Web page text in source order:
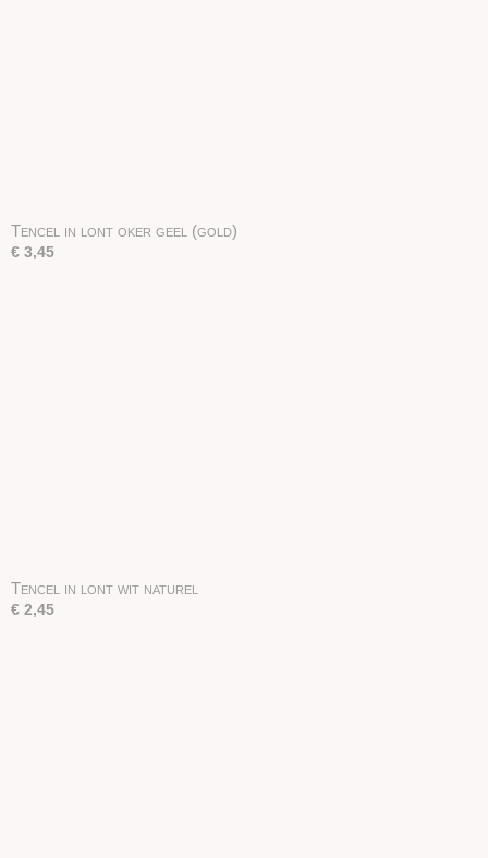
Tencel in lont oker geel (gold)
€ 3,45
Tencel in lont wit naturel
€ 2,45